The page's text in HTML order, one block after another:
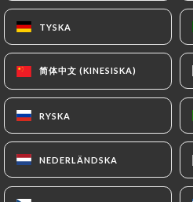
TYSKA
简体中文 (KINESISKA)
RYSKA
NEDERLÄNDSKA
Kontakt
Tell un
TYSKA
简体中文 (KINESISKA)
RYSKA
NEDERLÄNDSKA